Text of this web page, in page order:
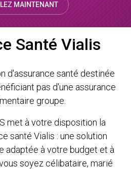
MAINTENANT
Santé Vialis
d'assurance santé destinée
pas d'une assurance
groupe.
met à votre disposition la
santé Vialis : une solution
adaptée à votre budget et à
soyez célibataire, marié